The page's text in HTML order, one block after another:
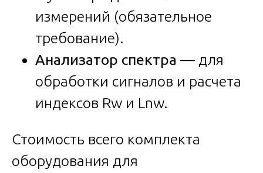
измерений (обязательное
требование).
Анализатор спектра — для
обработки сигналов и расчета
индексов Rw и Lnw.
Стоимость всего комплекта
оборудования для